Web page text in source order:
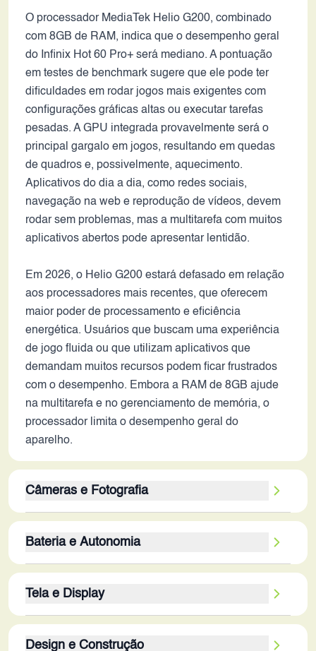
O processador MediaTek Helio G200, combinado
com 8GB de RAM, indica que o desempenho geral
do Infinix Hot 60 Pro+ será mediano. A pontuação
em testes de benchmark sugere que ele pode ter
dificuldades em rodar jogos mais exigentes com
configurações gráficas altas ou executar tarefas
pesadas. A GPU integrada provavelmente será o
principal gargalo em jogos, resultando em quedas
de quadros e, possivelmente, aquecimento.
Aplicativos do dia a dia, como redes sociais,
navegação na web e reprodução de vídeos, devem
rodar sem problemas, mas a multitarefa com muitos
aplicativos abertos pode apresentar lentidão.
Em 2026, o Helio G200 estará defasado em relação
aos processadores mais recentes, que oferecem
maior poder de processamento e eficiência
energética. Usuários que buscam uma experiência
de jogo fluida ou que utilizam aplicativos que
demandam muitos recursos podem ficar frustrados
com o desempenho. Embora a RAM de 8GB ajude
na multitarefa e no gerenciamento de memória, o
processador limita o desempenho geral do
aparelho.
Câmeras e Fotografia
resolução alta, não garante a qualidade das fotos. A
ausência de informações sobre a abertura da lente
dificultam a avaliação precisa. Sem estabilização
óptica, fotos e vídeos podem ficar tremidos em
condições de pouca luz ou em movimentos rápidos.
Bateria e Autonomia
indicando uma boa autonomia, principalmente
considerando a tela AMOLED que é mais eficiente
Tela e Display
de 1224 x 2720 px e taxa de atualização de 144Hz
Design e Construção